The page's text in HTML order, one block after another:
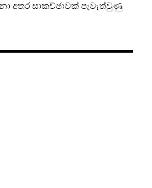
අතර සාකච්ඡාවක් පැවැත්වුණු